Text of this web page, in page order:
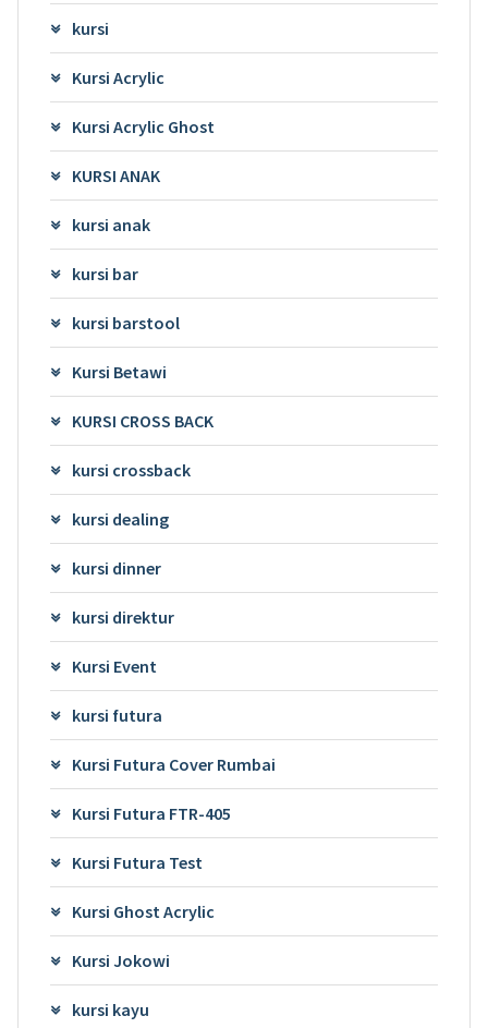
kursi
Kursi Acrylic
Kursi Acrylic Ghost
KURSI ANAK
kursi anak
kursi bar
kursi barstool
Kursi Betawi
KURSI CROSS BACK
kursi crossback
kursi dealing
kursi dinner
kursi direktur
Kursi Event
kursi futura
Kursi Futura Cover Rumbai
Kursi Futura FTR-405
Kursi Futura Test
Kursi Ghost Acrylic
Kursi Jokowi
kursi kayu